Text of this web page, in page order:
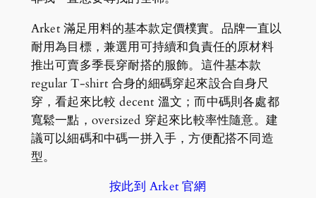
Arket 滿足用料的基本款定價樸實。品牌一直以
耐用為目標，兼選用可持續和負責任的原材料
推出可賣多季長穿耐搭的服飾。這件基本款
regular T-shirt 合身的細碼穿起來設合自身尺
穿，看起來比較 decent 溫文；而中碼則各處都
寬鬆一點，oversized 穿起來比較率性隨意。建
議可以細碼和中碼一拼入手，方便配搭不同造
型。
按此到 Arket 官網